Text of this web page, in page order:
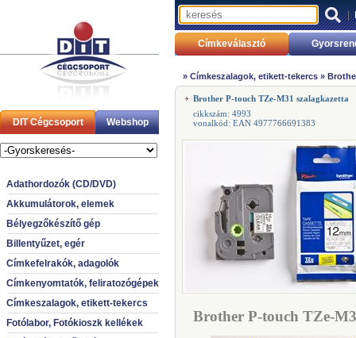
DIT Cégcsoport Webshop
Adathordozók (CD/DVD)
Akkumulátorok, elemek
Bélyegzőkészítő gép
Billentyűzet, egér
Címkefelrakók, adagolók
Címkenyomtatók, feliratozógépek
Címkeszalagok, etikett-tekercs
Fotólabor, Fotókioszk kellékek
|
Címkeválasztó
» Címkeszalagok, etikett-tekercs »
Brother P-touch TZe-M31 szalagkazetta
cikkszám: 4993
vonalkód: EAN 4977766691383
Brother P-touch TZe-